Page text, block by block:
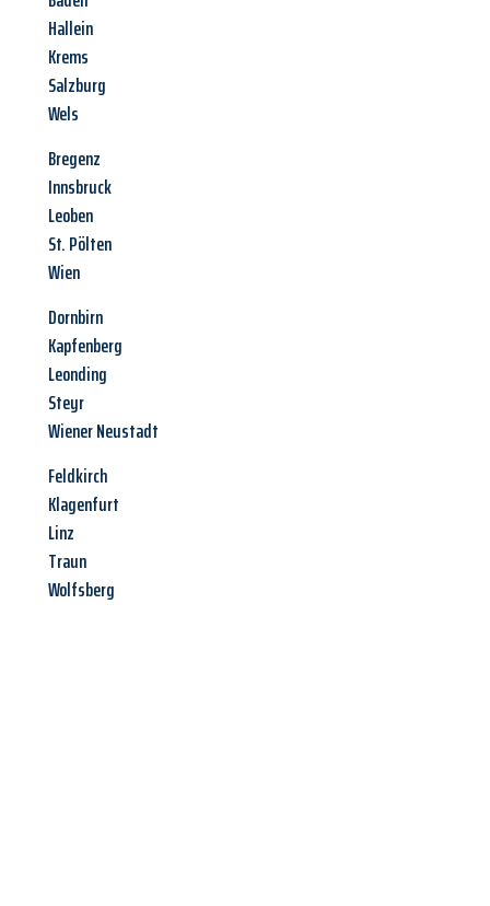
Hallein
Krems
Salzburg
Wels
Bregenz
Innsbruck
Leoben
St. Pölten
Wien
Dornbirn
Kapfenberg
Leonding
Steyr
Wiener Neustadt
Feldkirch
Klagenfurt
Linz
Traun
Wolfsberg